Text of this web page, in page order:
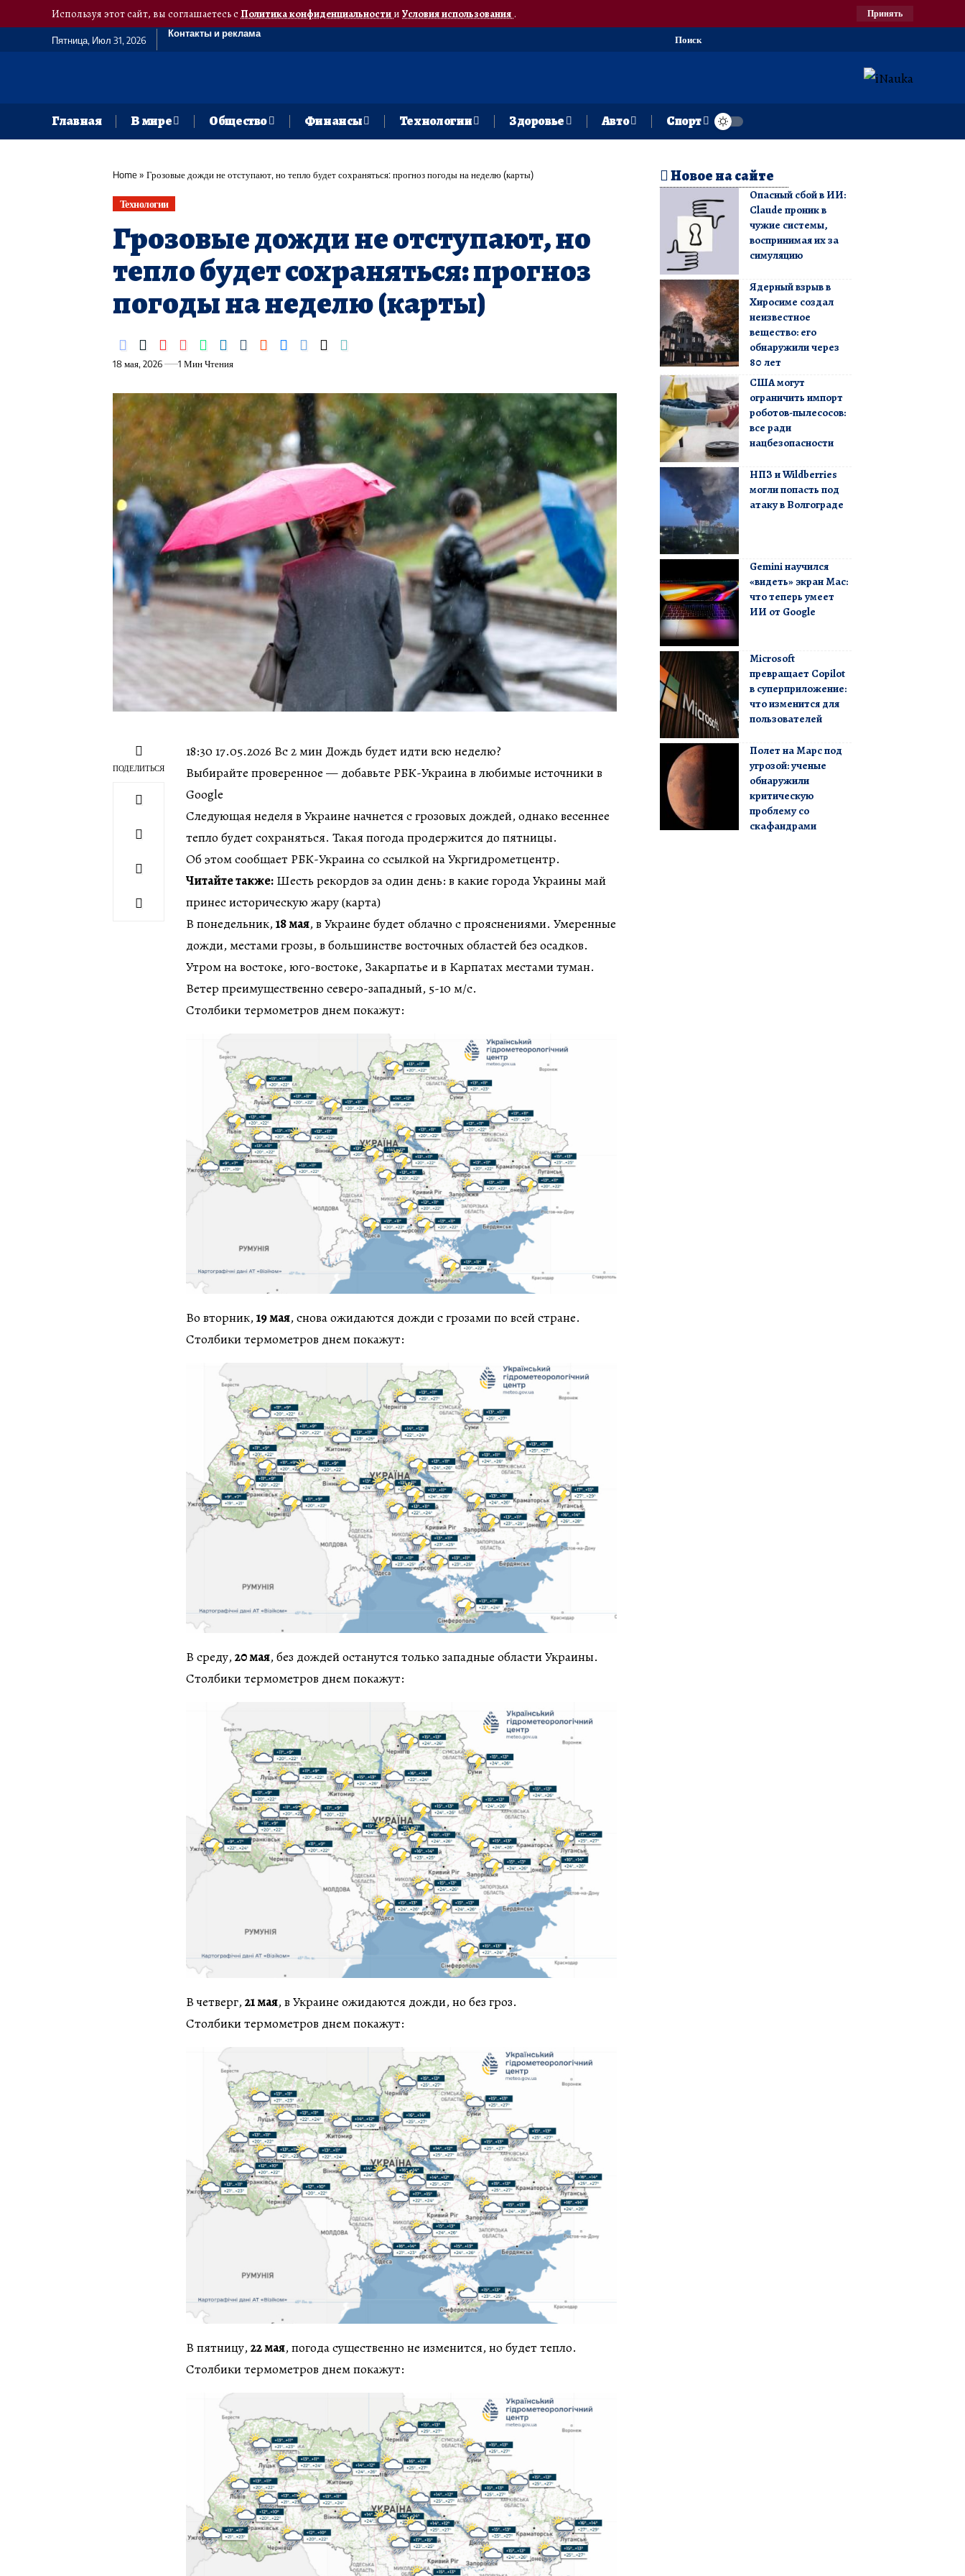
Используя этот сайт, вы соглашаетесь сПолитика конфиденциальностии Условия использования. Принять
Пятница, Июл 31, 2026
Контакты и реклама
Поиск
Главная В мире Общество Финансы Технологии Здоровье Авто Спорт
Home» Грозовые дожди не отступают, но тепло будет сохраняться: прогноз погоды на неделю (карты)
Технологии
Грозовые дожди не отступают, но
тепло будет сохраняться: прогноз
погоды на неделю (карты)
18 мая, 2026 1 Мин Чтения
ПОДЕЛИТЬСЯ
18:30 17.05.2026 Вс 2 мин Дождь будет идти всю неделю?
Выбирайте проверенное — добавьте РБК-Украина в любимые источники в
Google
Следующая неделя в Украине начнется с грозовых дождей, однако весеннее
тепло будет сохраняться. Такая погода продержится до пятницы.
Об этом сообщает РБК-Украина со ссылкой на Укргидрометцентр.
Читайте также: Шесть рекордов за один день: в какие города Украины май
принес историческую жару (карта)
В понедельник,18 мая, в Украине будет облачно с прояснениями. Умеренные
дожди, местами грозы, в большинстве восточных областей без осадков.
Утром на востоке, юго-востоке, Закарпатье и в Карпатах местами туман.
Ветер преимущественно северо-западный, 5-10 м/с.
Столбики термометров днем покажут:
Во вторник,19 мая, снова ожидаются дожди с грозами по всей стране.
Столбики термометров днем покажут:
В среду,20 мая, без дождей останутся только западные области Украины.
Столбики термометров днем покажут:
В четверг,21 мая, в Украине ожидаются дожди, но без гроз.
Столбики термометров днем покажут:
В пятницу,22 мая, погода существенно не изменится, но будет тепло.
Столбики термометров днем покажут:
Новое на сайте
Опасный сбой в ИИ:
Claude проник в
чужие системы,
воспринимая их за
симуляцию
Ядерный взрыв в
Хиросиме создал
неизвестное
вещество: его
обнаружили через
80 лет
США могут
ограничить импорт
роботов-пылесосов:
все ради
нацбезопасности
НПЗ и Wildberries
могли попасть под
атаку в Волгограде
Gemini научился
«видеть» экран Mac:
что теперь умеет
ИИ от Google
Microsoft
превращает Copilot
в суперприложение:
что изменится для
пользователей
Полет на Марс под
угрозой: ученые
обнаружили
критическую
проблему со
скафандрами